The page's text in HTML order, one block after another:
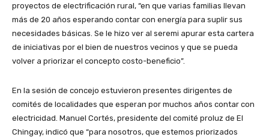
proyectos de electrificación rural, “en que varias familias llevan
más de 20 años esperando contar con energía para suplir sus
necesidades básicas. Se le hizo ver al seremi apurar esta cartera
de iniciativas por el bien de nuestros vecinos y que se pueda
volver a priorizar el concepto costo-beneficio”.
En la sesión de concejo estuvieron presentes dirigentes de
comités de localidades que esperan por muchos años contar con
electricidad. Manuel Cortés, presidente del comité proluz de El
Chingay, indicó que “para nosotros, que estemos priorizados